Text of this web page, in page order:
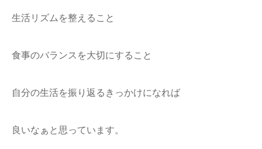
生活リズムを整えること
食事のバランスを大切にすること
自分の生活を振り返るきっかけになれば
良いなぁと思っています。